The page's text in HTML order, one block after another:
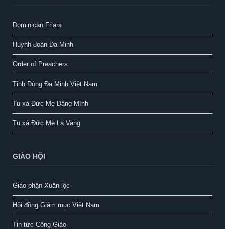
Dominican Friars
Huynh đoàn Đa Minh
Order of Preachers
Tỉnh Dòng Đa Minh Việt Nam
Tu xá Đức Mẹ Dâng Mình
Tu xá Đức Mẹ La Vang
GIÁO HỘI
Giáo phận Xuân lộc
Hội đồng Giám mục Việt Nam
Tin tức Công Giáo